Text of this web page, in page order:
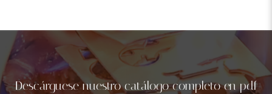
Descárguese nuestro catálogo completo en pdf